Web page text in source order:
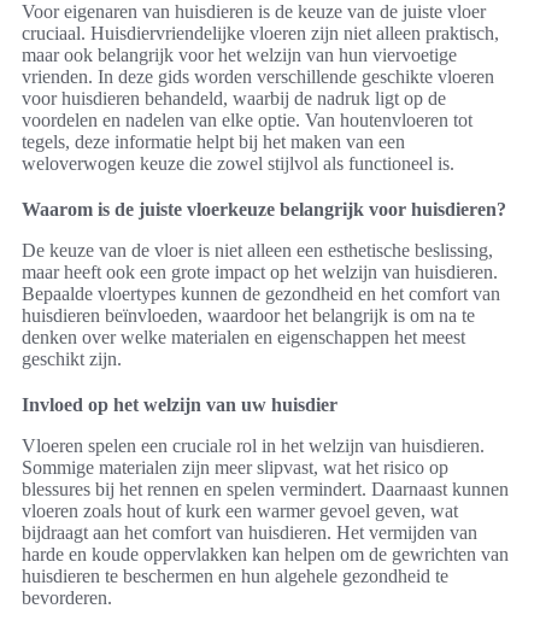
Voor eigenaren van huisdieren is de keuze van de juiste vloer
cruciaal. Huisdiervriendelijke vloeren zijn niet alleen praktisch,
maar ook belangrijk voor het welzijn van hun viervoetige
vrienden. In deze gids worden verschillende geschikte vloeren
voor huisdieren behandeld, waarbij de nadruk ligt op de
voordelen en nadelen van elke optie. Van houtenvloeren tot
tegels, deze informatie helpt bij het maken van een
weloverwogen keuze die zowel stijlvol als functioneel is.
Waarom is de juiste vloerkeuze belangrijk voor huisdieren?
De keuze van de vloer is niet alleen een esthetische beslissing,
maar heeft ook een grote impact op het welzijn van huisdieren.
Bepaalde vloertypes kunnen de gezondheid en het comfort van
huisdieren beïnvloeden, waardoor het belangrijk is om na te
denken over welke materialen en eigenschappen het meest
geschikt zijn.
Invloed op het welzijn van uw huisdier
Vloeren spelen een cruciale rol in het welzijn van huisdieren.
Sommige materialen zijn meer slipvast, wat het risico op
blessures bij het rennen en spelen vermindert. Daarnaast kunnen
vloeren zoals hout of kurk een warmer gevoel geven, wat
bijdraagt aan het comfort van huisdieren. Het vermijden van
harde en koude oppervlakken kan helpen om de gewrichten van
huisdieren te beschermen en hun algehele gezondheid te
bevorderen.